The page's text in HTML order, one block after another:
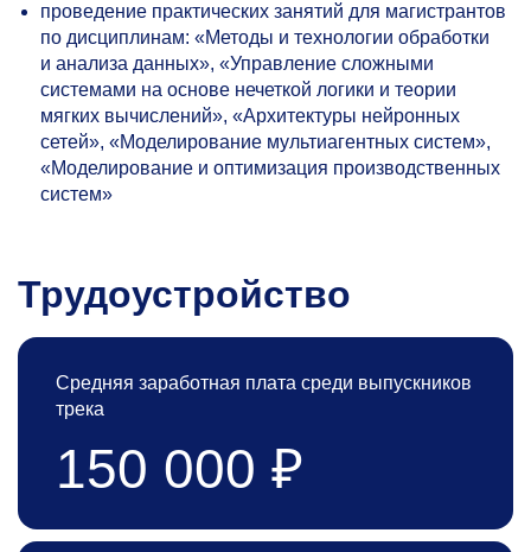
проведение практических занятий для магистрантов
по дисциплинам: «Методы и технологии обработки
и анализа данных», «Управление сложными
системами на основе нечеткой логики и теории
мягких вычислений», «Архитектуры нейронных
сетей», «Моделирование мультиагентных систем»,
«Моделирование и оптимизация производственных
систем»
Трудоустройство
Средняя заработная плата среди выпускников
трека
150 000 ₽